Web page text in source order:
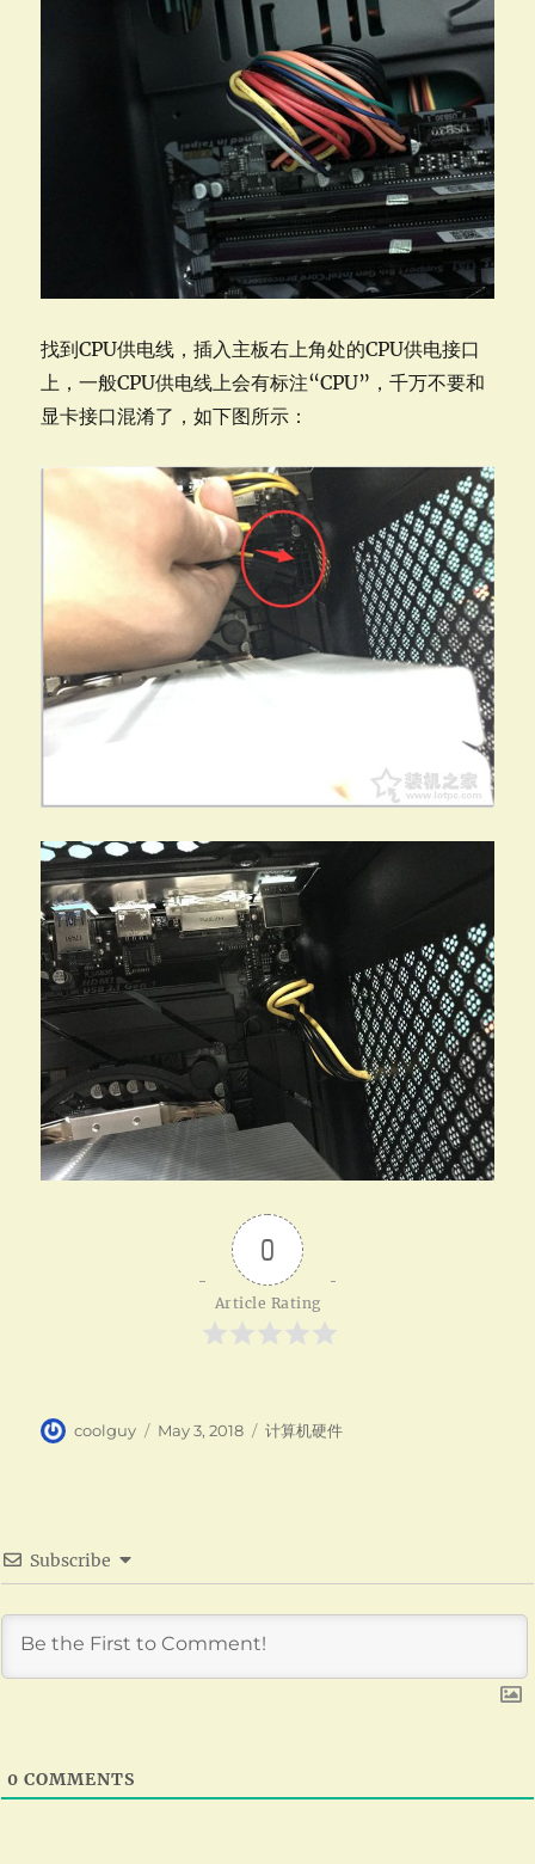
找到CPU供电线，插入主板右上角处的CPU供电接口
上，一般CPU供电线上会有标注“CPU”，千万不要和
显卡接口混淆了，如下图所示：
0
Article Rating
Author
coolguy
Posted
May 3, 2018 Categories
计算机硬件
Subscribe
0 COMMENTS